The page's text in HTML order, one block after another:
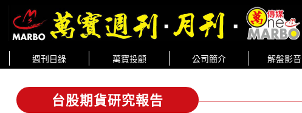
週刊目錄 萬寶投顧 公司簡介 解盤影音
台股期貨研究報告